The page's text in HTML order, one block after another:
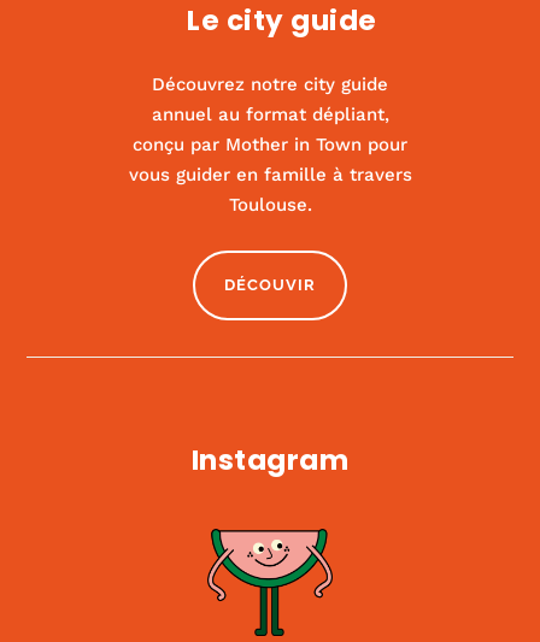
Le city guide
Découvrez notre city guide
annuel au format dépliant,
conçu par Mother in Town pour
vous guider en famille à travers
Toulouse.
DÉCOUVIR
Instagram